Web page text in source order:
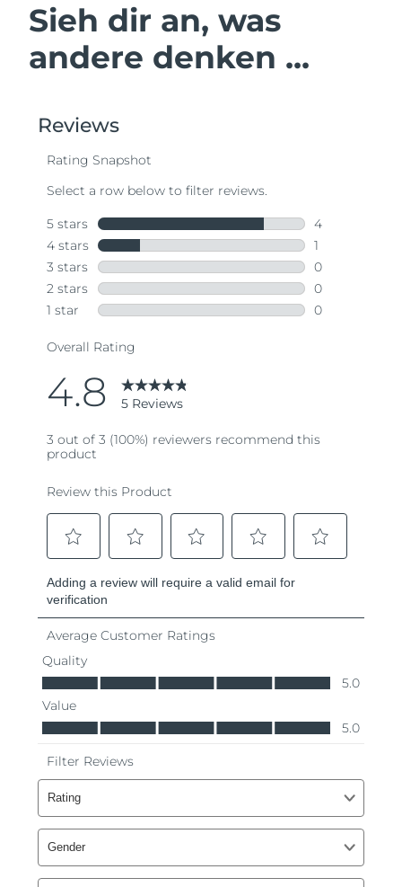
Sieh dir an, was
andere denken ...